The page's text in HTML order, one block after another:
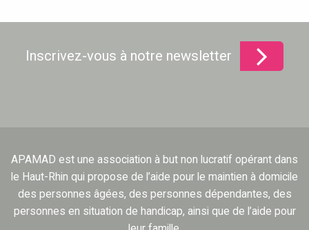
Inscrivez-vous à notre newsletter
APAMAD est une association à but non lucratif opérant dans
le Haut-Rhin qui propose de l’aide pour le maintien à domicile
des personnes âgées, des personnes dépendantes, des
personnes en situation de handicap, ainsi que de l’aide pour